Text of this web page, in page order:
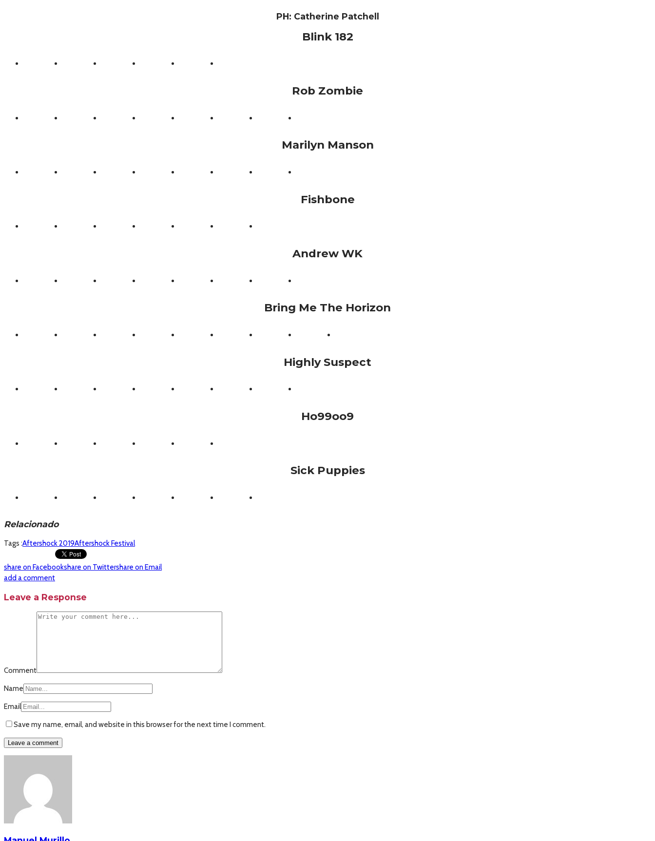
PH: Catherine Patchell
Blink 182
Rob Zombie
Marilyn Manson
Fishbone
Andrew WK
Bring Me The Horizon
Highly Suspect
Ho99oo9
Sick Puppies
Relacionado
Tags :Aftershock 2019Aftershock Festival
share on Facebookshare on Twittershare on Email
add a comment
Leave a Response
Comment
Name
Email
Save my name, email, and website in this browser for the next time I comment.